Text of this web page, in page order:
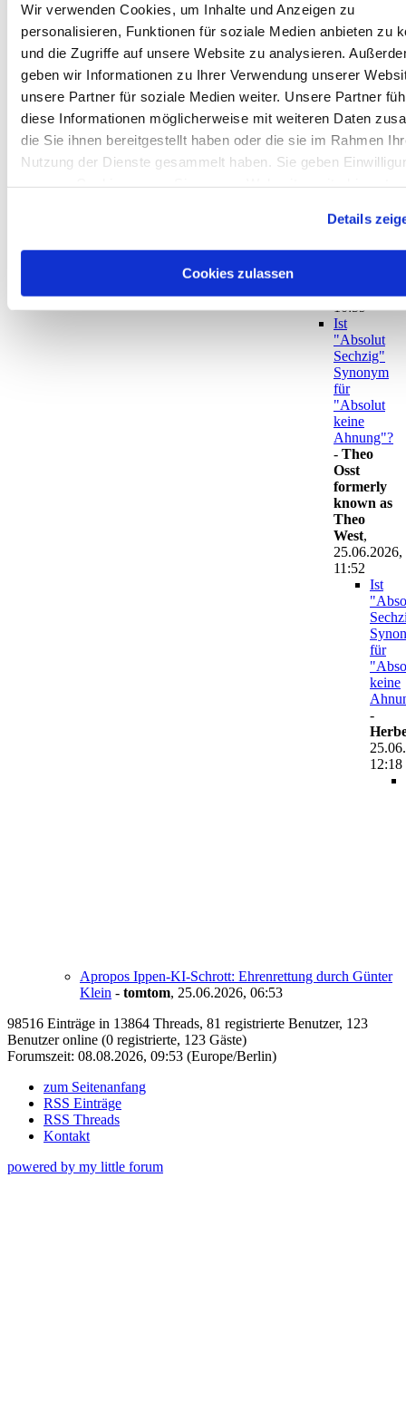
Wir verwenden Cookies, um Inhalte und Anzeigen zu
personalisieren, Funktionen für soziale Medien anbieten zu
und die Zugriffe auf unsere Website zu analysieren.
geben wir Informationen zu Ihrer Verwendung unserer
unsere Partner für soziale Medien weiter. Unsere Partner
diese Informationen möglicherweise mit weiteren Daten
die Sie ihnen bereitgestellt haben oder die sie im Rahmen
Nutzung der Dienste gesammelt haben. Sie geben
Details
Cookies zulassen
Sechzig"
Synonym für
"Absolut keine
Ahnung"?-
tomtom,
25.06.2026,
10:43
Ist
"Absolut
Sechzig"
für
keine
10:59
Ist
"Absolut
Sechzig"
Synonym
für
"Absolut
keine
Ahnung"?
- Theo
Osst
formerly
known as
Theo
West,
25.06.2026,
11:52
Ist
für
keine
-
12:18
Apropos Ippen-KI-Schrott: Ehrenrettung durch Günter
Klein - tomtom, 25.06.2026, 06:53
98516 Einträge in 13864 Threads, 81 registrierte Benutzer, 123
Benutzer online (0 registrierte, 123 Gäste)
Forumszeit: 08.08.2026, 09:53 (Europe/Berlin)
zum Seitenanfang
RSS Einträge
RSS Threads
Kontakt
powered by my little forum